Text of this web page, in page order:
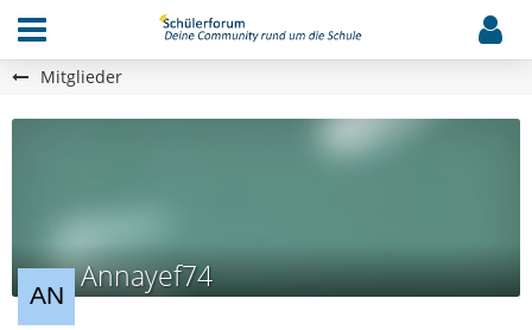
Mitglieder
Annayef74